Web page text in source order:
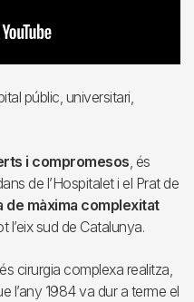
públic, universitari,
i compromesos, és
de l’Hospitalet i el Prat de
màxima complexitat
l’eix sud de Catalunya.
cirurgia complexa realitza,
l’any 1984 va dur a terme el